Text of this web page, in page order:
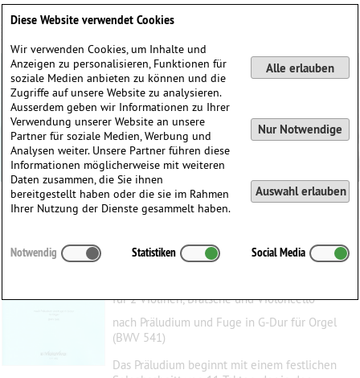
Präludium und Fuge G-dur
für 2 Violinen, Bratsche und Violoncello
nach Präludium und Fuge in G-Dur für Orgel
(BWV 541)
Das Präludium beginnt mit einem festlichen
Diese Website verwendet Cookies
Wir verwenden Cookies, um Inhalte und
Anzeigen zu personalisieren, Funktionen für
soziale Medien anbieten zu können und die
Zugriffe auf unsere Website zu analysieren.
Ausserdem geben wir Informationen zu Ihrer
Verwendung unserer Website an unsere
Partner für soziale Medien, Werbung und
Analysen weiter. Unsere Partner führen diese
Informationen möglicherweise mit weiteren
Daten zusammen, die Sie ihnen
bereitgestellt haben oder die sie im Rahmen
Ihrer Nutzung der Dienste gesammelt haben.
Alle erlauben
Nur Notwendige
Auswahl erlauben
Notwendig Statistiken Social Media